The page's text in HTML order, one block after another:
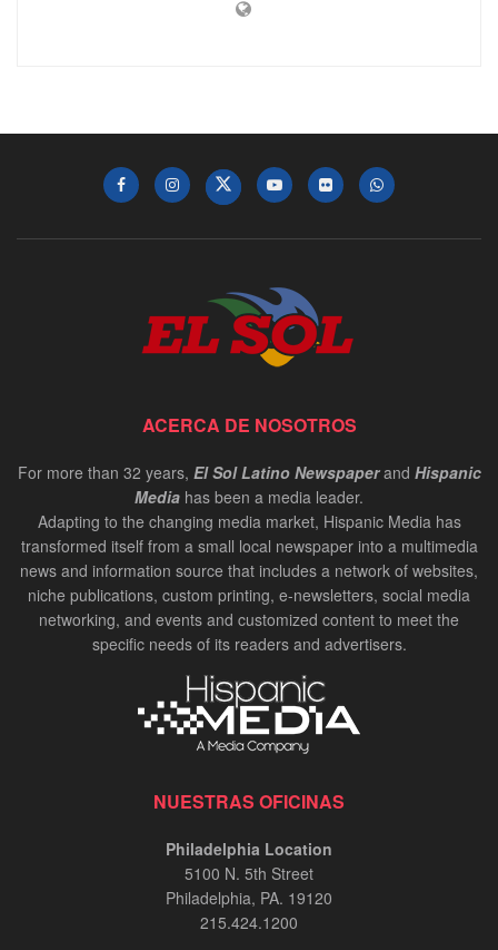
ACERCA DE NOSOTROS
For more than 32 years, El Sol Latino Newspaperand Hispanic
Media has been a media leader.
Adapting to the changing media market, Hispanic Media has
transformed itself from a small local newspaper into a multimedia
news and information source that includes a network of websites,
niche publications, custom printing, e-newsletters, social media
networking, and events and customized content to meet the
specific needs of its readers and advertisers.
NUESTRAS OFICINAS
Philadelphia Location
5100 N. 5th Street
Philadelphia, PA. 19120
215.424.1200